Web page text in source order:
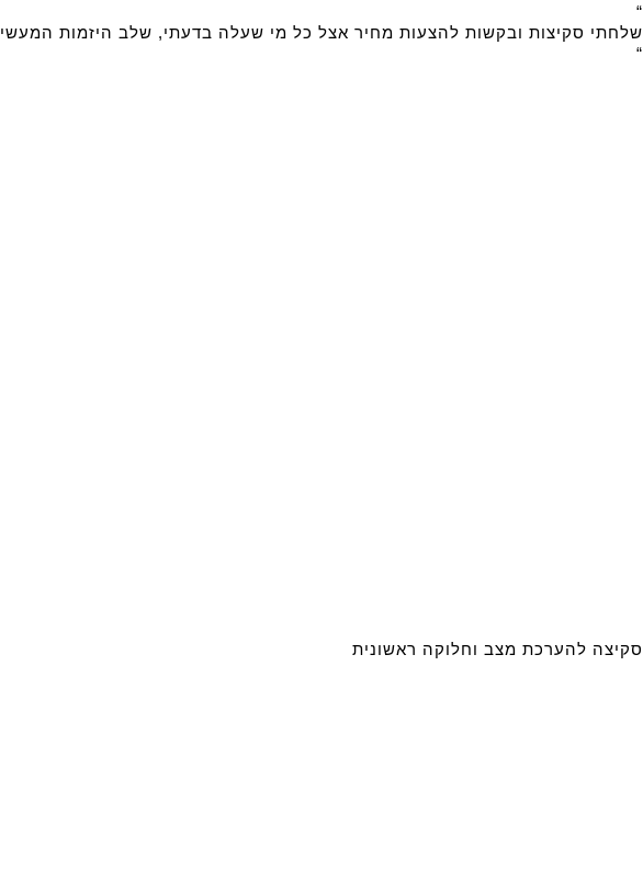
“
שלחתי סקיצות ובקשות להצעות מחיר אצל כל מי שעלה בדעתי, שלב היזמות המעשי
“
סקיצה להערכת מצב וחלוקה ראשונית